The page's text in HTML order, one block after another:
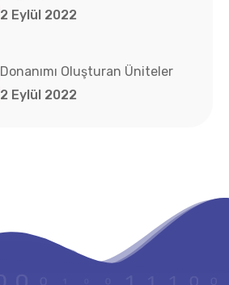
2 Eylül 2022
Donanımı Oluşturan Üniteler
2 Eylül 2022